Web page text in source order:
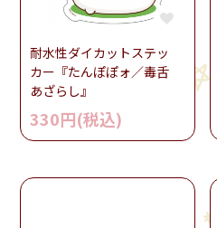
耐水性ダイカットステッ
カー『たんぽぽォ／毒舌
あざらし』
330円(税込)